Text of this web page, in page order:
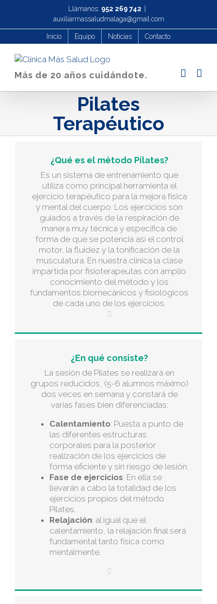
contenido
Llámanos: 952 269 742
auxiliarmassaludmalaga@gmail.com
Inicio Equipo Noticias Contacto
Más de 20 años cuidándote.
Pilates
Terapéutico
¿Qué es el método Pilates?
Es un sistema de entrenamiento que
utiliza como principal herramienta el
ejercicio terapéutico para la mejora física
y mental del cuerpo. Los ejercicios son
guiados a través de la respiración de
manera muy técnica y específica de
forma de que se potencia así el control
motor, la fluidez y la tonificación de la
musculatura. En nuestra clínica la clase
impartida por fisioterapeutas con amplio
conocimiento del método y los
fundamentos biomecánicos y fisiológicos
de cada uno de los ejercicios.
¿En qué consiste?
La sesión de Pilates se realizará en
grupos reducidos, (5-6 alumnos máximo)
dos veces en semana y constará de
varias fases bien diferenciadas:
Calentamiento: Puesta a punto de
las diferentes estructuras
corporales para la posterior
realización de los ejercicios de
forma eficiente y sin riesgo de lesión.
Fase de ejercicios: En ella se
llevarán a cabo la totalidad de los
ejercicios propios del método
Pilates.
Relajación: al igual que el
calentamiento, la relajación final será
fundamental tanto física como
mentalmente.